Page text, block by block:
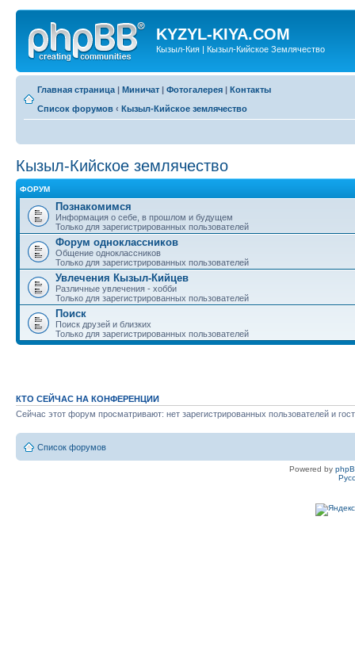
KYZYL-KIYA.COM
Кызыл-Кия | Кызыл-Кийское Землячество
Главная страница | Миничат | Фотогалерея | Контакты
Список форумов ‹ Кызыл-Кийское землячество
Кызыл-Кийское землячество
ФОРУМ
Познакомимся
Информация о себе, в прошлом и будущем
Только для зарегистрированных пользователей
Форум одноклассников
Общение одноклассников
Только для зарегистрированных пользователей
Увлечения Кызыл-Кийцев
Различные увлечения - хобби
Только для зарегистрированных пользователей
Поиск
Поиск друзей и близких
Только для зарегистрированных пользователей
КТО СЕЙЧАС НА КОНФЕРЕНЦИИ
Сейчас этот форум просматривают: нет зарегистрированных пользователей и
Список форумов
Powered by